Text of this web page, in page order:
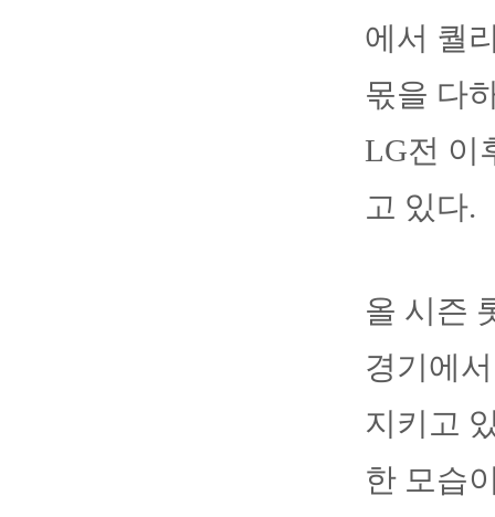
에서 퀄
몫을 다
LG전 이
고 있다.
올 시즌
경기에
지키고
한 모습